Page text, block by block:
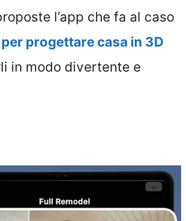
l’app che fa al caso
progettare casa in 3D
in modo divertente e